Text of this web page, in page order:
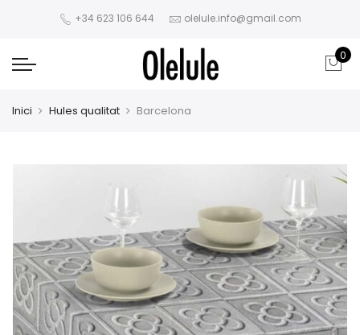
+34 623 106 644 olelule.info@gmail.com
0
Inici Hules qualitat Barcelona